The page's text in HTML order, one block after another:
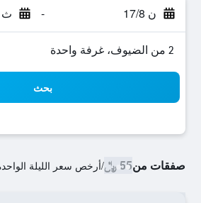
ن 17/8 - ث 18/8
2 من الضيوف، غرفة واحدة
بحث
صفقات من55 ﷼ /أرخص سعر الليلة